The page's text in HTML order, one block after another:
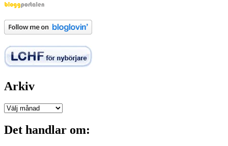
Arkiv
Arkiv
Det handlar om: